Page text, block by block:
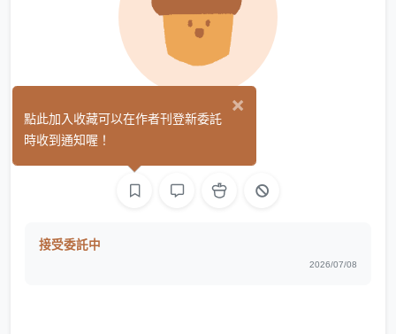
Chianti
接受委託中
2026/07/08
×
點此加入收藏可以在作者刊登新委託
時收到通知喔！